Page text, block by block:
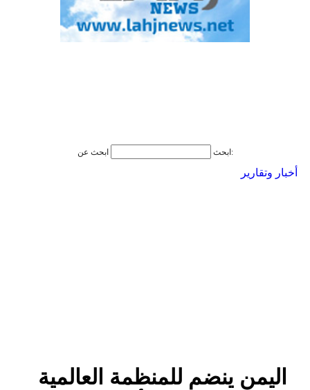
ابحث ابحث عن:
أخبار وتقارير
اليمن ينضم للمنظمة العالمية